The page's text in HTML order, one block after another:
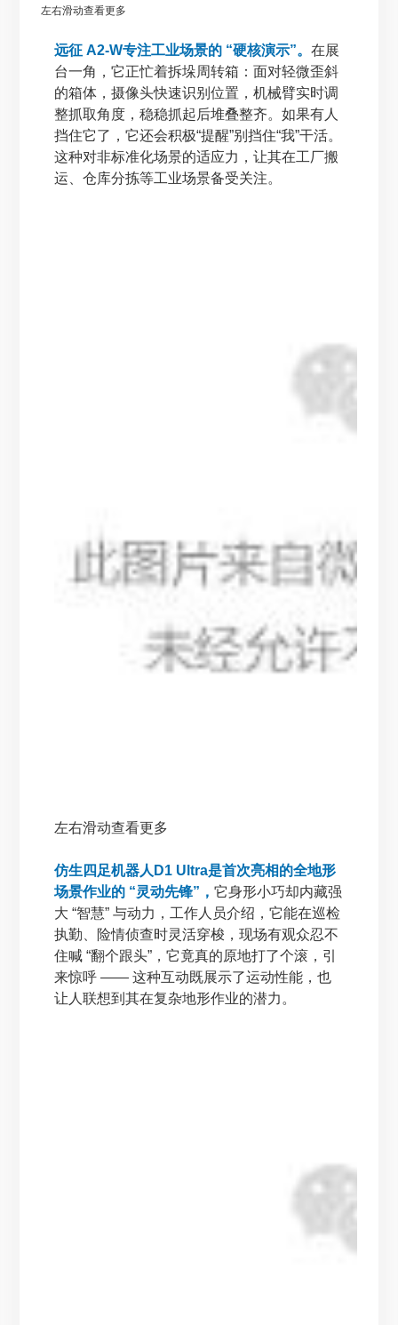
左右滑动查看更多
远征 A2-W专注工业场景的 “硬核演示”。在展
台一角，它正忙着拆垛周转箱：面对轻微歪斜
的箱体，摄像头快速识别位置，机械臂实时调
整抓取角度，稳稳抓起后堆叠整齐。如果有人
挡住它了，它还会积极“提醒”别挡住“我”干活。
这种对非标准化场景的适应力，让其在工厂搬
运、仓库分拣等工业场景备受关注。
左右滑动查看更多
仿生四足机器人D1 Ultra是首次亮相的全地形
场景作业的 “灵动先锋”，它身形小巧却内藏强
大 “智慧” 与动力，工作人员介绍，它能在巡检
执勤、险情侦查时灵活穿梭，现场有观众忍不
住喊 “翻个跟头”，它竟真的原地打了个滚，引
来惊呼 —— 这种互动既展示了运动性能，也
让人联想到其在复杂地形作业的潜力。